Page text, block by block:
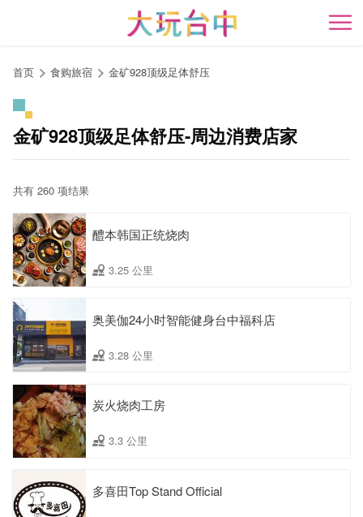
开
首页 食购旅宿 金矿928顶级足体舒压
金矿928顶级足体舒压-周边消费店家
共有 260 项结果
醴本韩国正统烧肉
3.25 公里
奥美伽24小时智能健身台中福科店
3.28 公里
炭火烧肉工房
3.3 公里
多喜田Top Stand Official